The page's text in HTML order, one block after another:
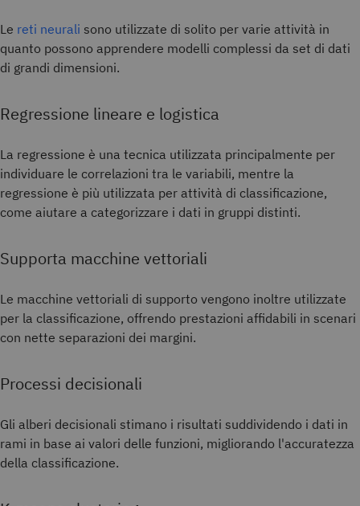
Le reti neurali sono utilizzate di solito per varie attività in
quanto possono apprendere modelli complessi da set di dati
di grandi dimensioni.
Regressione lineare e logistica
La regressione è una tecnica utilizzata principalmente per
individuare le correlazioni tra le variabili, mentre la
regressione è più utilizzata per attività di classificazione,
come aiutare a categorizzare i dati in gruppi distinti.
Supporta macchine vettoriali
Le macchine vettoriali di supporto vengono inoltre utilizzate
per la classificazione, offrendo prestazioni affidabili in scenari
con nette separazioni dei margini.
Processi decisionali
Gli alberi decisionali stimano i risultati suddividendo i dati in
rami in base ai valori delle funzioni, migliorando l'accuratezza
della classificazione.